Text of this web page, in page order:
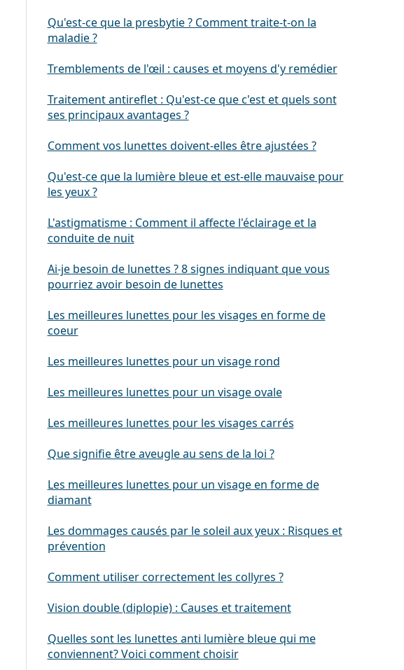
Qu'est-ce que la presbytie ? Comment traite-t-on la
maladie ?
Tremblements de l'œil : causes et moyens d'y remédier
Traitement antireflet : Qu'est-ce que c'est et quels sont
ses principaux avantages ?
Comment vos lunettes doivent-elles être ajustées ?
Qu'est-ce que la lumière bleue et est-elle mauvaise pour
les yeux ?
L'astigmatisme : Comment il affecte l'éclairage et la
conduite de nuit
Ai-je besoin de lunettes ? 8 signes indiquant que vous
pourriez avoir besoin de lunettes
Les meilleures lunettes pour les visages en forme de
coeur
Les meilleures lunettes pour un visage rond
Les meilleures lunettes pour un visage ovale
Les meilleures lunettes pour les visages carrés
Que signifie être aveugle au sens de la loi ?
Les meilleures lunettes pour un visage en forme de
diamant
Les dommages causés par le soleil aux yeux : Risques et
prévention
Comment utiliser correctement les collyres ?
Vision double (diplopie) : Causes et traitement
Quelles sont les lunettes anti lumière bleue qui me
conviennent? Voici comment choisir